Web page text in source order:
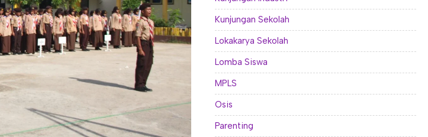
Kunjungan Sekolah
Lokakarya Sekolah
Lomba Siswa
MPLS
Osis
Parenting